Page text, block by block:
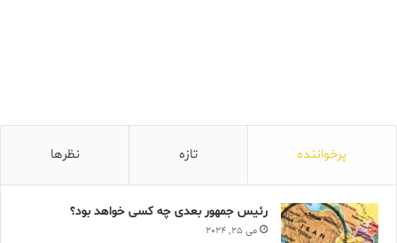
پرخواننده تازه نظرها
رئیس جمهور بعدی چه کسی خواهد بود؟
می 25, 2024